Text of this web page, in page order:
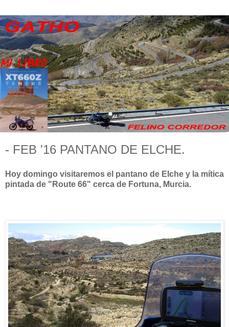
- FEB '16 PANTANO DE ELCHE.
Hoy domingo visitaremos el pantano de Elche y la mítica
pintada de "Route 66" cerca de Fortuna, Murcia.